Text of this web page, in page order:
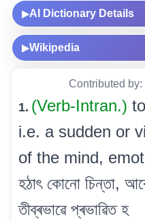
▶AI Dictionary Details
▶Wikipedia
Contributed by:
1. (Verb-Intran.)
i.e. a sudden or
of the mind,
হঠাৎ কোনো চিন্তা,
তীব্ৰভাৱে প্ৰভাৱিত হ